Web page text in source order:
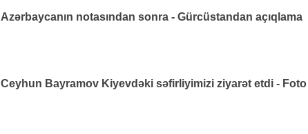
Azərbaycanın notasından sonra - Gürcüstandan açıqlama
Ceyhun Bayramov Kiyevdəki səfirliyimizi ziyarət etdi - Foto